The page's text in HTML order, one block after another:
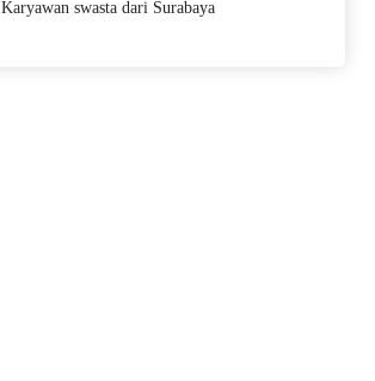
Karyawan swasta dari Surabaya